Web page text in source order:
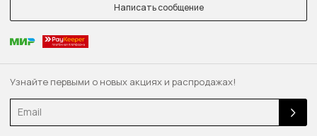
Узнайте первыми о новых акциях и распродажах!
Email
Написать сообщение